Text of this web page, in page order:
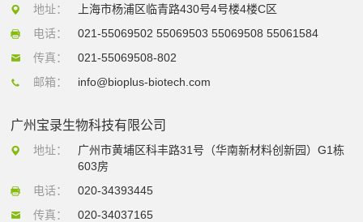
地址：
上海市杨浦区临青路430号4号楼4楼C区
电话：
021-55069502 55069503 55069508 55061584
传真：
021-55069508-802
邮箱：
info@bioplus-biotech.com
广州宝录生物科技有限公司
地址：
广州市黄埔区科丰路31号（华南新材料创新园）G1栋
603房
电话：
020-34393445
传真：
020-34037165